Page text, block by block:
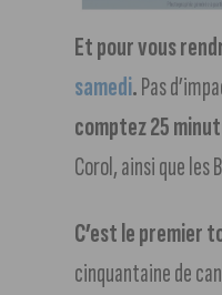
Et pour vous
samedi.Pas
comptez 25
Corol, ainsi que les
C’est le premier
cinquantaine de